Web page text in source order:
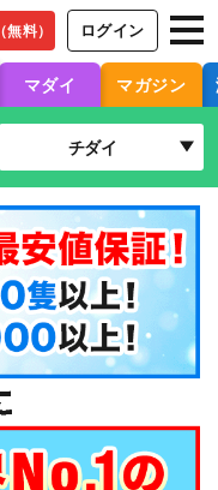
無料） ログイン
マダイ マガジン
チダイ